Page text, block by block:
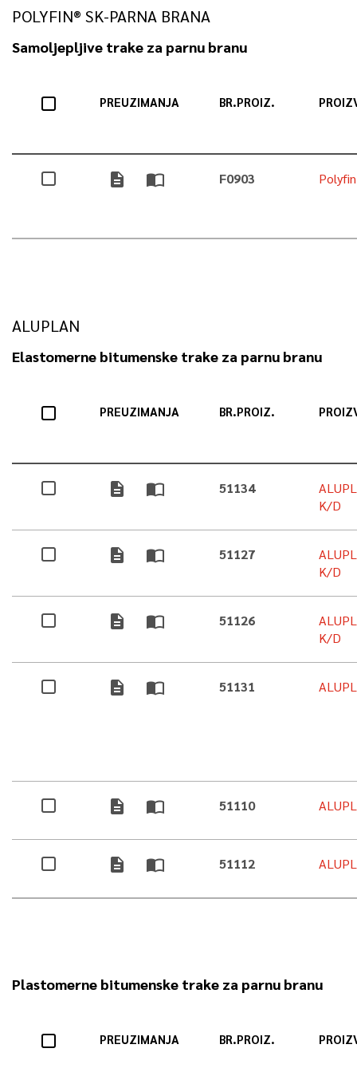
POLYFIN® SK-PARNA BRANA
Samoljepljive trake za parnu branu
PREUZIMANJA BR.PROIZ.
description import_contacts F0903
ALUPLAN
Elastomerne bitumenske trake za parnu branu
PREUZIMANJA BR.PROIZ.
description import_contacts 51134
K/D
description import_contacts 51127
K/D
description import_contacts 51126
K/D
description import_contacts 51131
description import_contacts 51110
description import_contacts 51112
Plastomerne bitumenske trake za parnu branu
PREUZIMANJA BR.PROIZ.